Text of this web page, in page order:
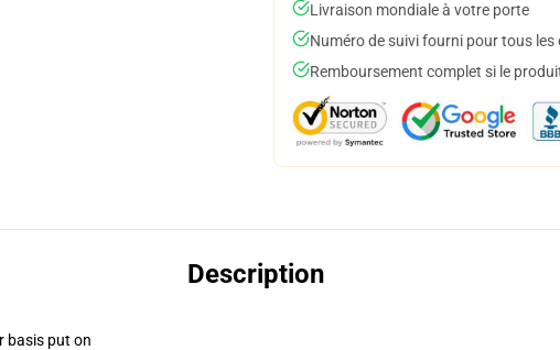
Livraison mondiale à votre porte
Numéro de suivi fourni pour tous les
Remboursement complet si le
Description
basis put on